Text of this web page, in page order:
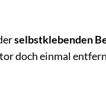
selbstklebenden
doch einmal